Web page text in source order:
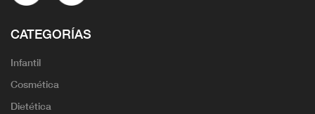
CATEGORÍAS
Infantil
Cosmética
Dietética